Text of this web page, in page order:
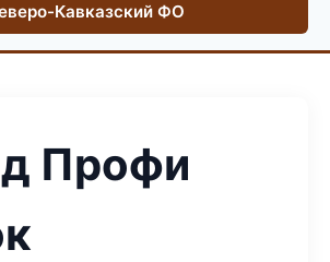
Кавказский ФО
Профи